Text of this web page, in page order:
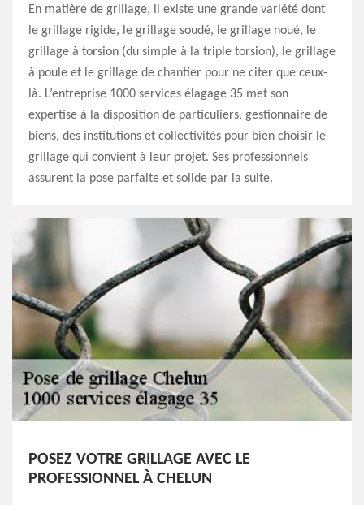
En matière de grillage, il existe une grande variété dont
le grillage rigide, le grillage soudé, le grillage noué, le
grillage à torsion (du simple à la triple torsion), le grillage
à poule et le grillage de chantier pour ne citer que ceux-
là. L’entreprise 1000 services élagage 35 met son
expertise à la disposition de particuliers, gestionnaire de
biens, des institutions et collectivités pour bien choisir le
grillage qui convient à leur projet. Ses professionnels
assurent la pose parfaite et solide par la suite.
POSEZ VOTRE GRILLAGE AVEC LE
PROFESSIONNEL À CHELUN